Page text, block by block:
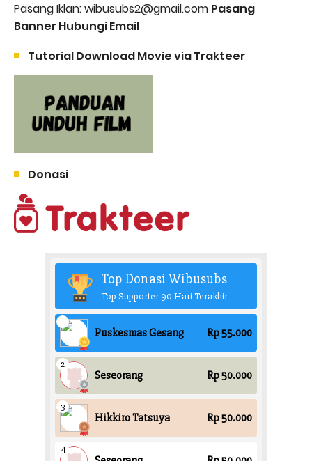
Pasang Iklan: wibusubs2@gmail.com Pasang
Banner Hubungi Email
Tutorial Download Movie via Trakteer
Donasi